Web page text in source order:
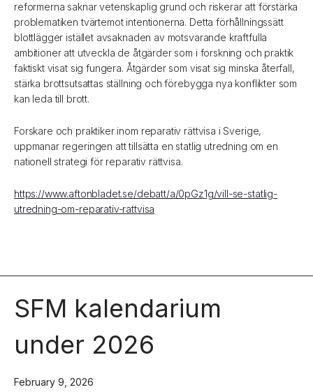
reformerna saknar vetenskaplig grund och riskerar att förstärka
problematiken tvärtemot intentionerna. Detta förhållningssätt
blottlägger istället avsaknaden av motsvarande kraftfulla
ambitioner att utveckla de åtgärder som i forskning och praktik
faktiskt visat sig fungera. Åtgärder som visat sig minska återfall,
stärka brottsutsattas ställning och förebygga nya konflikter som
kan leda till brott.
Forskare och praktiker inom reparativ rättvisa i Sverige,
uppmanar regeringen att tillsätta en statlig utredning om en
nationell strategi för reparativ rättvisa.
https://www.aftonbladet.se/debatt/a/0pGz1g/vill-se-statlig-
utredning-om-reparativ-rattvisa
SFM kalendarium
under 2026
February 9, 2026